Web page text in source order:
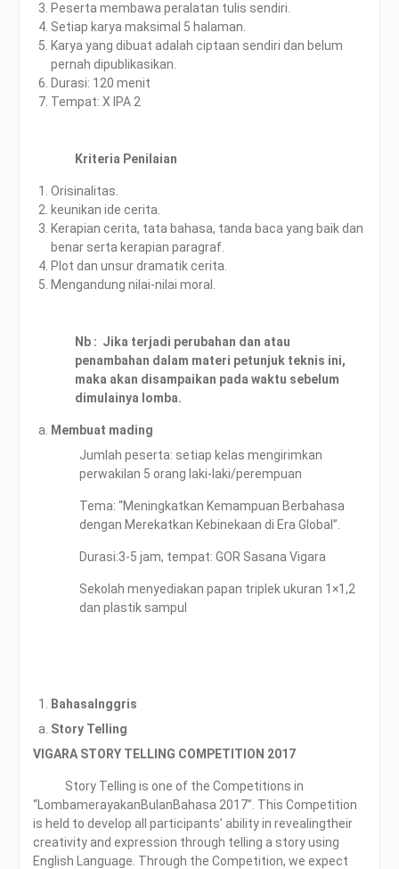
Peserta membawa peralatan tulis sendiri.
Setiap karya maksimal 5 halaman.
Karya yang dibuat adalah ciptaan sendiri dan belum
pernah dipublikasikan.
Durasi: 120 menit
Tempat: X IPA 2
Kriteria Penilaian
Orisinalitas.
keunikan ide cerita.
Kerapian cerita, tata bahasa, tanda baca yang baik dan
benar serta kerapian paragraf.
Plot dan unsur dramatik cerita.
Mengandung nilai-nilai moral.
Nb : Jika terjadi perubahan dan atau
penambahan dalam materi petunjuk teknis ini,
maka akan disampaikan pada waktu sebelum
dimulainya lomba.
Membuat mading
Jumlah peserta: setiap kelas mengirimkan
perwakilan 5 orang laki-laki/perempuan
Tema: “Meningkatkan Kemampuan Berbahasa
dengan Merekatkan Kebinekaan di Era Global”.
Durasi:3-5 jam, tempat: GOR Sasana Vigara
Sekolah menyediakan papan triplek ukuran 1×1,2
dan plastik sampul
BahasaInggris
Story Telling
VIGARA STORY TELLING COMPETITION 2017
Story Telling is one of the Competitions in
“LombamerayakanBulanBahasa 2017”. This Competition
is held to develop all participants’ ability in revealingtheir
creativity and expression through telling a story using
English Language. Through the Competition, we expect